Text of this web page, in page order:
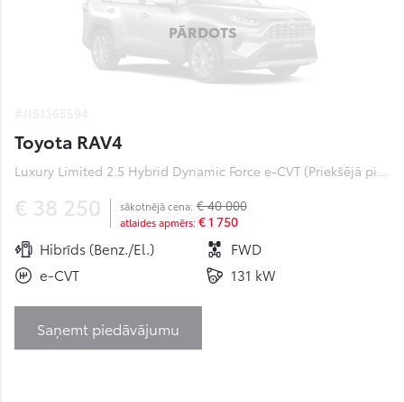
PĀRDOTS
Toyota RAV4
Luxury Limited 2.5 Hybrid Dynamic Force e-CVT (Priekšējā piedziņa) (131 kW)
€ 38 250 sākotnējā cena: € 40 000
atlaides apmērs: € 1 750
Hibrīds (Benz./El.)
FWD
e-CVT
131 kW
Saņemt piedāvājumu